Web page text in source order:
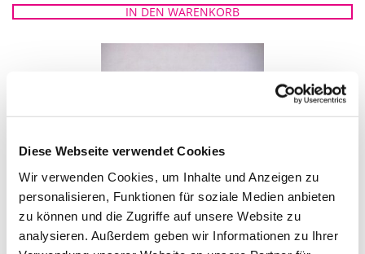
Diese Webseite verwendet Cookies
Wir verwenden Cookies, um Inhalte und Anzeigen zu
personalisieren, Funktionen für soziale Medien anbieten
zu können und die Zugriffe auf unsere Website zu
analysieren. Außerdem geben wir Informationen zu Ihrer
IN DEN WARENKORB
IEM RACK 20 SHURE 1X PSM 1000